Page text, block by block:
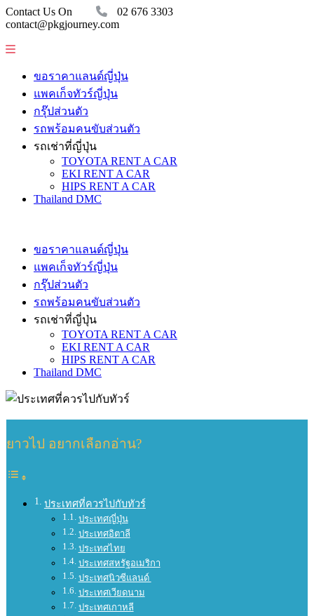
Contact Us On
02 676 3303
contact@pkgjourney.com
ขอราคาแลนด์ญี่ปุ่น
แพคเก็จทัวร์ญี่ปุ่น
กรุ๊ปส่วนตัว
รถพร้อมคนขับส่วนตัว
รถเช่าที่ญี่ปุ่น
TOYOTA RENT A CAR
EKI RENT A CAR
HIPS RENT A CAR
Thailand DMC
ขอราคาแลนด์ญี่ปุ่น
แพคเก็จทัวร์ญี่ปุ่น
กรุ๊ปส่วนตัว
รถพร้อมคนขับส่วนตัว
รถเช่าที่ญี่ปุ่น
TOYOTA RENT A CAR
EKI RENT A CAR
HIPS RENT A CAR
Thailand DMC
ยาวไป อยากเลือกอ่าน?
ประเทศที่ควรไปกับทัวร์
ประเทศญี่ปุ่น
ประเทศอิตาลี
ประเทศไทย
ประเทศสหรัฐอเมริกา
ประเทศนิวซีแลนด์
ประเทศเวียดนาม
ประเทศเกาหลี